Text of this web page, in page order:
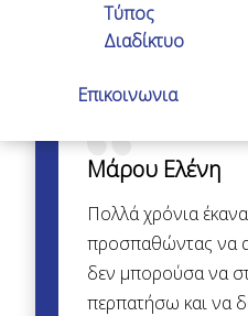
Τύπος
Διαδίκτυο
Επικοινωνια
Μάρου Ελένη
Πολλά χρόνια έκανα
προσπαθώντας να
δεν μπορούσα να
περπατήσω και να